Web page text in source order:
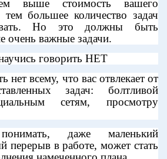
выше стоимость вашего
большее количество задач
Но это должны быть
очень важные задачи.
говорить НЕТ
нет всему, что вас отвлекает от
задач: болтливой
сетям, просмотру
даже маленький
перерыв в работе, может стать